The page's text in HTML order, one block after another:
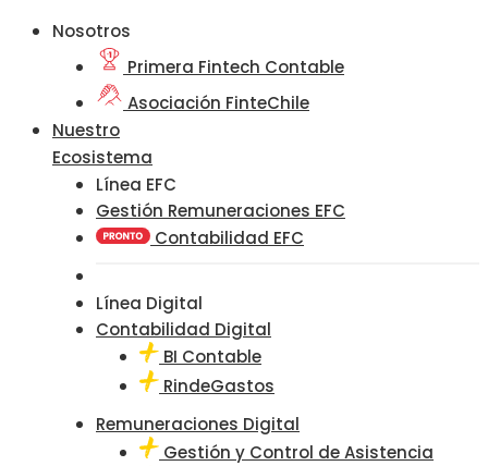
Nosotros
Primera Fintech Contable
Asociación FinteChile
Nuestro
Ecosistema
Línea EFC
Gestión Remuneraciones EFC
Contabilidad EFC
Línea Digital
Contabilidad Digital
BI Contable
RindeGastos
Remuneraciones Digital
Gestión y Control de Asistencia